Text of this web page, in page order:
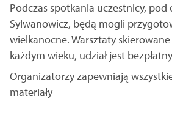
Podczas spotkania uczestnicy, pod
Sylwanowicz, będą mogli
wielkanocne. Warsztaty
każdym wieku, udział jest
Organizatorzy zapewniają
materiały